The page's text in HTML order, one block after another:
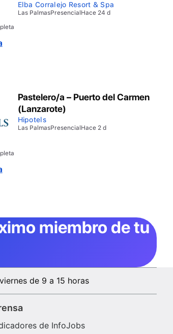
Elba Corralejo Resort & Spa
Las PalmasPresencialHace 24 d
Pastelero/a – Puerto del Carmen
(Lanzarote)
Hipotels
Las PalmasPresencialHace 2 d
miembro de tu
de 9 a 15 horas
de InfoJobs